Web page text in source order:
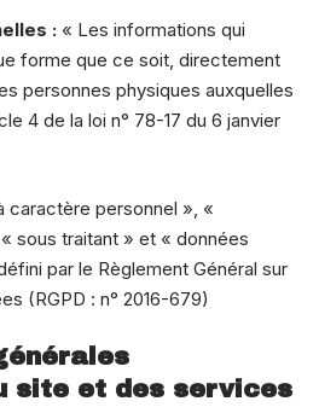
: « Les informations qui
forme que ce soit, directement
personnes physiques auxquelles
4 de la loi n° 78-17 du 6 janvier
caractère personnel », «
sous traitant » et « données
par le Règlement Général sur
(RGPD : n° 2016-679)
site et des services